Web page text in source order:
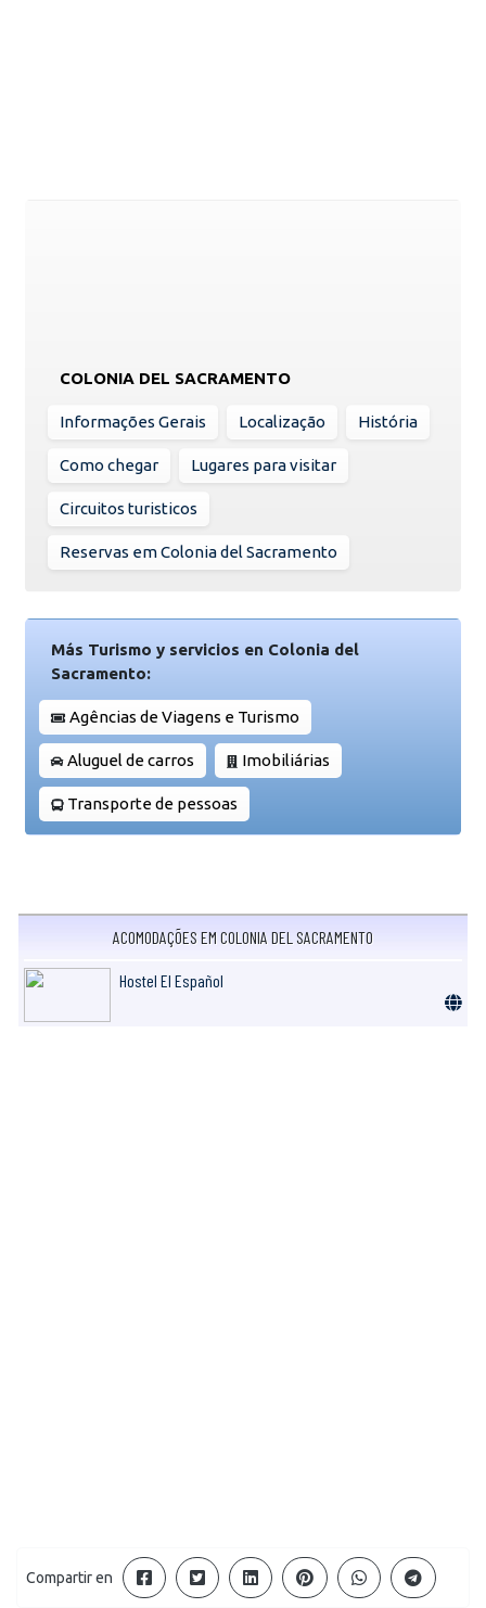
COLONIA DEL SACRAMENTO
Informações Gerais Localização História
Como chegar Lugares para visitar
Circuitos turisticos
Reservas em Colonia del Sacramento
Más Turismo y servicios en Colonia del
Sacramento:
Agências de Viagens e Turismo
Aluguel de carros Imobiliárias
Transporte de pessoas
ACOMODAÇÕES EM COLONIA DEL SACRAMENTO
Hostel El Español
Compartir en